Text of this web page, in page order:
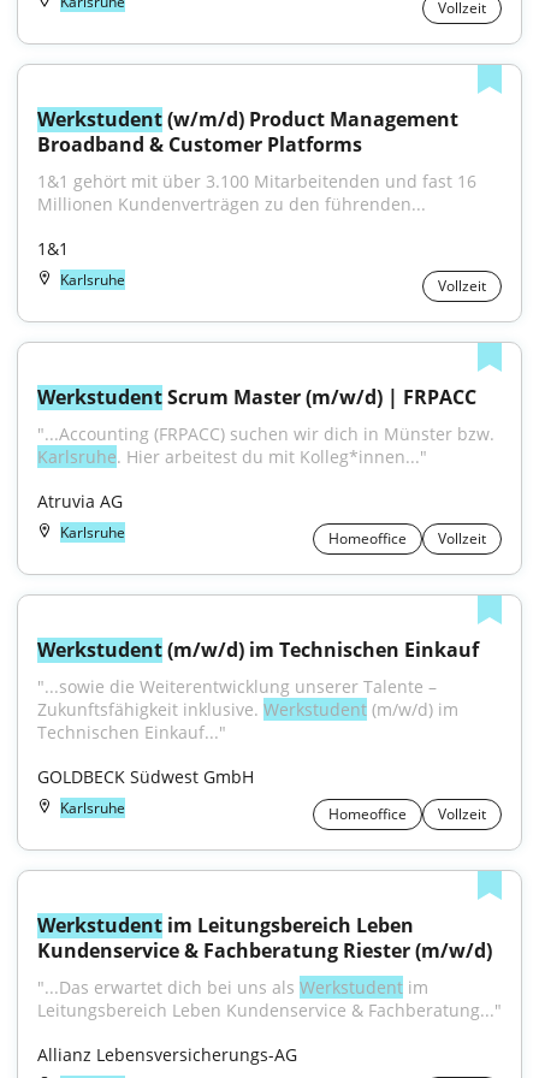
Vollzeit
Werkstudent (w/m/d) Product Management
Broadband & Customer Platforms
1&1 gehört mit über 3.100 Mitarbeitenden und fast 16
Millionen Kundenverträgen zu den führenden...
1&1
Karlsruhe Vollzeit
Werkstudent Scrum Master (m/w/d) | FRPACC
Karlsruhe. Hier arbeitest du mit Kolleg*innen..."
Atruvia AG
Karlsruhe Homeoffice Vollzeit
Werkstudent (m/w/d) im Technischen Einkauf
"...sowie die Weiterentwicklung unserer Talente –
Zukunftsfähigkeit inklusive. Werkstudent (m/w/d) im
Technischen Einkauf..."
GOLDBECK Südwest GmbH
Karlsruhe Homeoffice Vollzeit
Werkstudent im Leitungsbereich Leben
Kundenservice & Fachberatung Riester (m/w/d)
"...Das erwartet dich bei uns als Werkstudent im
Leitungsbereich Leben Kundenservice & Fachberatung..."
Allianz Lebensversicherungs-AG